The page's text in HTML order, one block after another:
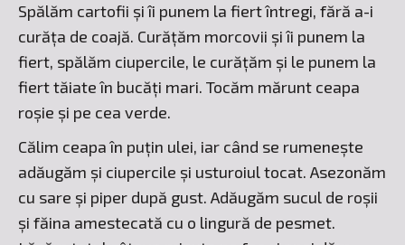
Spălăm cartofii și îi punem la fiert întregi, fără a-i
curăța de coajă. Curățăm morcovii și îi punem la
fiert, spălăm ciupercile, le curățăm și le punem la
fiert tăiate în bucăți mari. Tocăm mărunt ceapa
roșie și pe cea verde.
Călim ceapa în puțin ulei, iar când se rumenește
adăugăm și ciupercile și usturoiul tocat. Asezonăm
cu sare și piper după gust. Adăugăm sucul de roșii
și făina amestecată cu o lingură de pesmet.